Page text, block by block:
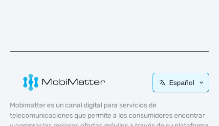
Español
Mobimatter es un canal digital para servicios de
telecomunicaciones que permite a los consumidores encontrar